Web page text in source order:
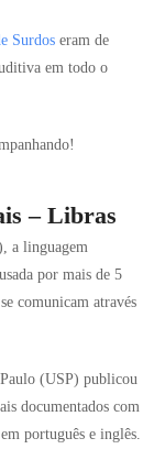
Surdos eram de
em todo o
– Libras
a linguagem
por mais de 5
comunicam através
(USP) publicou
documentados com
português e inglês.